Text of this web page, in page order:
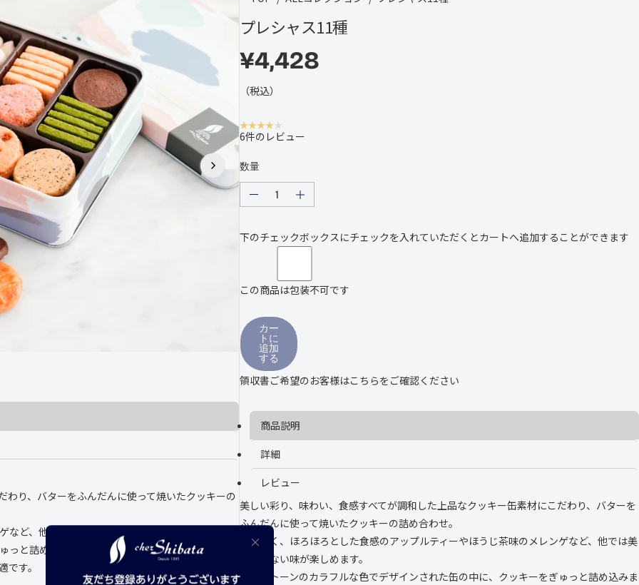
わり、バターをふんだんに使って焼いたクッキーの
ど、他では美味しくない味が楽しめます。
と詰め込みました。
す。
プレシャス11種
通
常
価
格
¥4,428
（税込）
6件のレビュー
数量
減
す
レ
シ
ャ
ス
1
1
の
増
す
1
下のチェックボックスにチェックを入れていただくとカートへ追加することができます
この商品は包装不可です
カー
トに
追加
する
領収書ご希望のお客様はこちらをご確認ください
商品説明
詳細
レビュー
美しい彩り、味わい、食感すべてが調和した上品なクッキー缶素材にこだわり、バターを
ふんだんに使って焼いたクッキーの詰め合わせ。
さくさく、ほろほろとした食感のアップルティーやほうじ茶味のメレンゲなど、他では美
味しくない味が楽しめます。
ペールトーンのカラフルな色でデザインされた缶の中に、クッキーをぎゅっと詰め込みま